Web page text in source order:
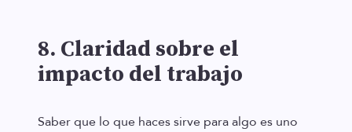
8. Claridad sobre el
impacto del trabajo
Saber que lo que haces sirve para algo es uno